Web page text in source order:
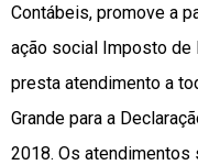
Contábeis, promove a
ação social Imposto de
presta atendimento a
Grande para a
2018. Os atendimentos